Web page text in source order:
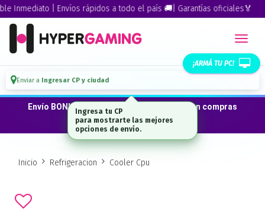
| Envíos rápidos a todo el país 🚚| Garantías oficiales🏅
¡ARMÁ TU PC!
Enviar a Ingresar CP y ciudad
Envío BONIFICADO a CABA · GBA ·La Plata en compras
desde $300.000*
Inicio Refrigeracion Cooler Cpu
Ingresa tu CP
para mostrarte las mejores
opciones de envío.